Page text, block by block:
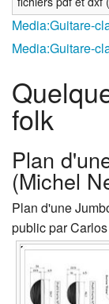
Media:Guitare-
Media:Guitare-
folk
Plan
(Michel
Plan d'une
public par